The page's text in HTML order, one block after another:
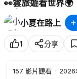
👀雲旅遊看世界🌍
美 | 漫步英格蘭最
小夏在路上
1 分享
157 影片觀看 · 2026